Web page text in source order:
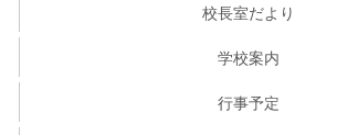
校長室だより
学校案内
行事予定